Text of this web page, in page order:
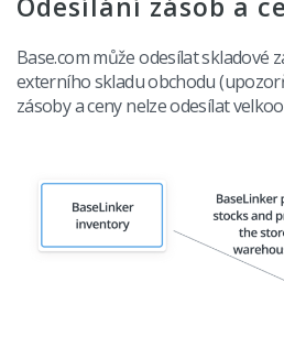
Base.com může odesílat skladové
externího skladu obchodu
zásoby a ceny nelze odesílat